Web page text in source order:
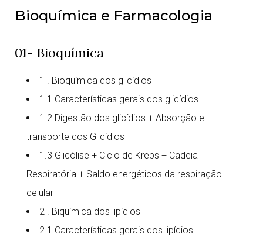
Bioquímica e Farmacologia
01- Bioquímica
1 . Bioquímica dos glicídios
1.1 Características gerais dos glicídios
1.2 Digestão dos glicídios + Absorção e
transporte dos Glicídios
1.3 Glicólise + Ciclo de Krebs + Cadeia
Respiratória + Saldo energéticos da respiração
celular
2 . Biquímica dos lipídios
2.1 Características gerais dos lipídios